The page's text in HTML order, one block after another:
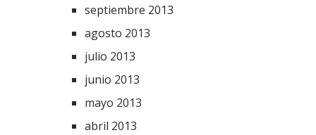
septiembre 2013
agosto 2013
julio 2013
junio 2013
mayo 2013
abril 2013